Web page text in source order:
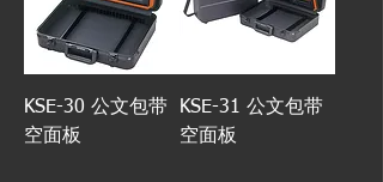
KSE-30 公文包带
空面板
KSE-31 公文包带
空面板